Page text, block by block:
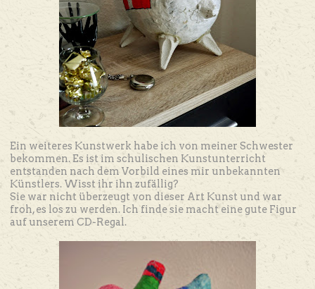
Ein weiteres Kunstwerk habe ich von meiner Schwester
bekommen. Es ist im schulischen Kunstunterricht
entstanden nach dem Vorbild eines mir unbekannten
Künstlers. Wisst ihr ihn zufällig?
Sie war nicht überzeugt von dieser Art Kunst und war
froh, es los zu werden. Ich finde sie macht eine gute Figur
auf unserem CD-Regal.